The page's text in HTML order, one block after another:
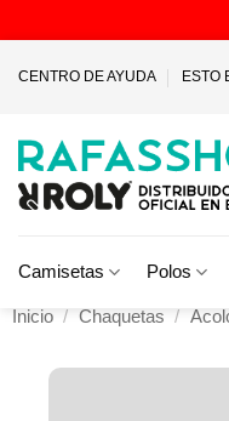
CENTRO DE AYUDA ESTO
Camisetas Polos
Inicio / Chaquetas /